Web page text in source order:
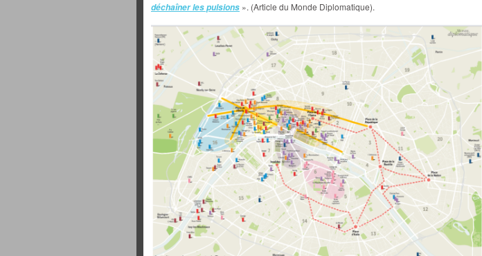
déchaîner les pulsions ». (Article du Monde Diplomatique).